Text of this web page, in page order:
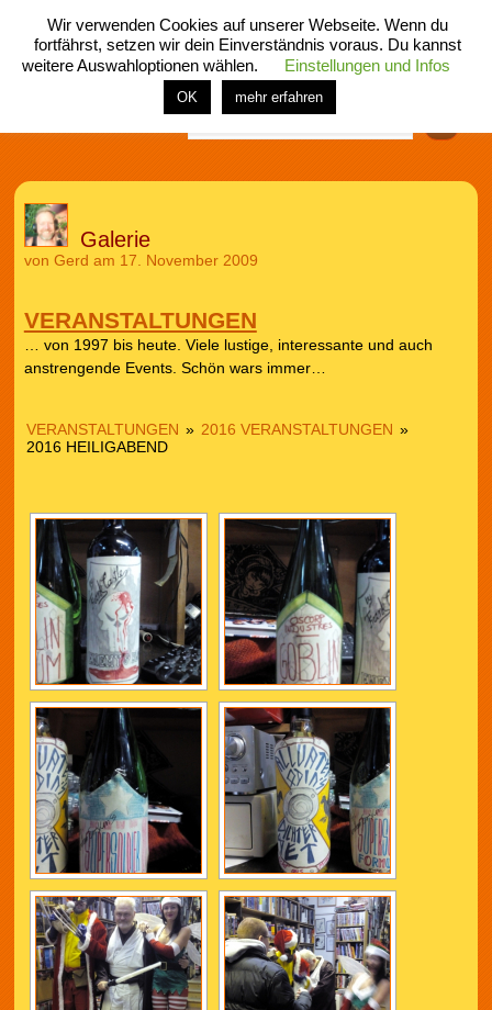
menü
home rubrik buch comic spiel fotos shop
Galerie
von Gerd am 17. November 2009
VERANSTALTUNGEN
… von 1997 bis heute. Viele lustige, interessante und auch
anstrengende Events. Schön wars immer…
VERANSTALTUNGEN » 2016 VERANSTALTUNGEN »
2016 HEILIGABEND
Wir verwenden Cookies auf unserer Webseite. Wenn du
fortfährst, setzen wir dein Einverständnis voraus. Du kannst
weitere Auswahloptionen wählen.
Einstellungen und Infos
OK mehr erfahren